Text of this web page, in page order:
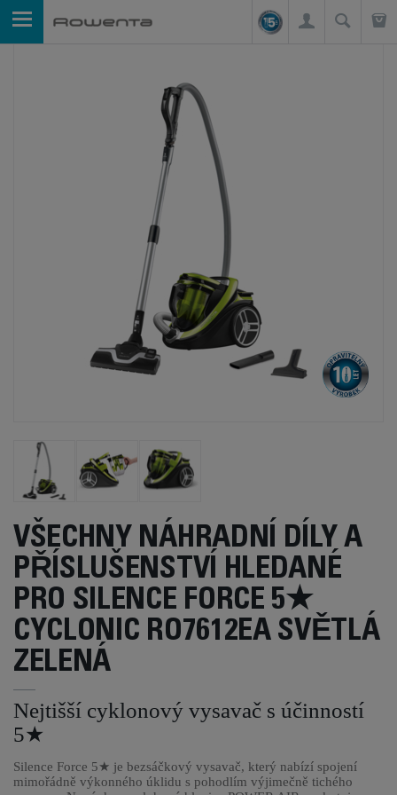
VŠECHNY NÁHRADNÍ DÍLY A
PŘÍSLUŠENSTVÍ HLEDANÉ
PRO SILENCE FORCE 5★
CYCLONIC RO7612EA SVĚTLÁ
ZELENÁ
Nejtišší cyklonový vysavač s účinností
5★
Silence Force 5★ je bezsáčkový vysavač, který nabízí spojení
mimořádně výkonného úklidu s pohodlím výjimečně tichého